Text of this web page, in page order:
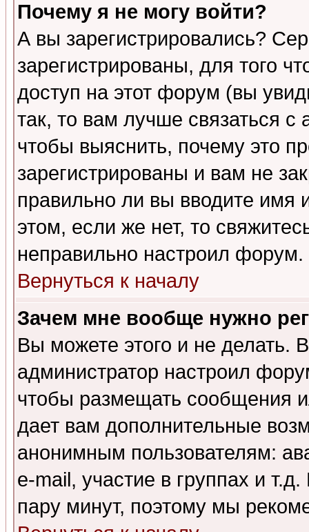
Почему я не могу войти?
А вы зарегистрировались?
зарегистрированы, для того
доступ на этот форум (вы
так, то вам лучше связаться
чтобы выяснить, почему это
зарегистрированы и вам не
правильно ли вы вводите
этом, если же нет, то
неправильно настроил форум.
Вернуться к началу
Зачем мне вообще нужно
Вы можете этого и не делать.
администратор настроил
чтобы размещать сообщения
дает вам дополнительные
анонимным пользователям:
e-mail, участие в группах и
пару минут, поэтому мы